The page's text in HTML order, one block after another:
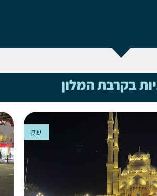
בקרבת המלון
שוק